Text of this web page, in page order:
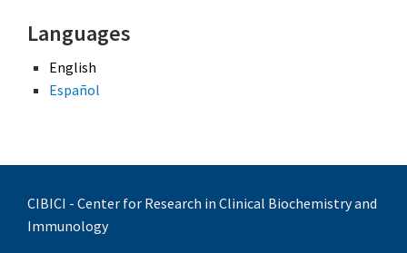
Languages
English
Español
CIBICI - Center for Research in Clinical Biochemistry and
Immunology